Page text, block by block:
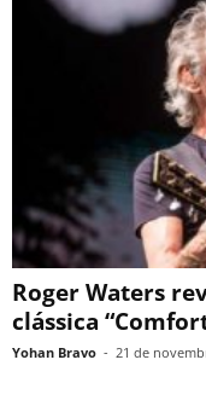
Roger Waters
clássica
Yohan Bravo - 21 de